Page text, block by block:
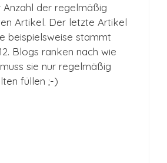
Anzahl der regelmäßig
Artikel. Der letzte Artikel
beispielsweise stammt
Blogs ranken nach wie
sie nur regelmäßig
füllen ;-)